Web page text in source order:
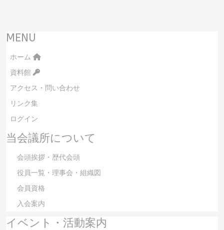
MENU
ホーム
資料館
アクセス・問い合わせ
リンク集
ログイン
当会議所について
会頭挨拶・歴代会頭
役員一覧・理事会・組織図
会員資格
入会案内
イベント・活動案内